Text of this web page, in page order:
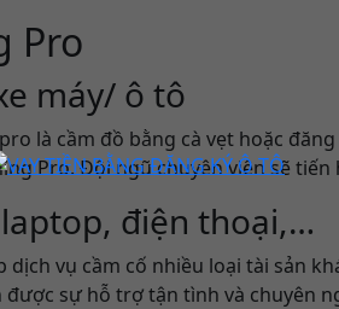
Pro
máy/ ô tô
là cầm đồ bằng cà vẹt hoặc
Pro. Đội ngũ chuyên viên sẽ
điện thoại,…
dịch vụ cầm cố nhiều loại tài sản
sự hỗ trợ tận tình và chuyên